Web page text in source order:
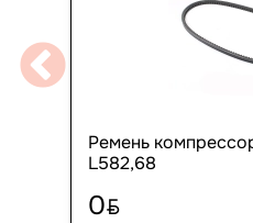
Ремень
L582,68
0BYN